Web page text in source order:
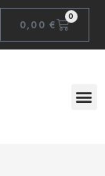
0,00€
0